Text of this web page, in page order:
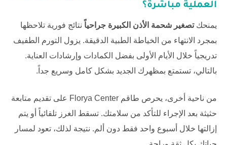
العملية مباشرة؟
يمنحكتصغير شحمة الأذن الكبيرة جراحياً نتائج فورية تلاحظها
بمجرد الانتهاء من الخياطة الطبية الدقيقة. يزول التورم الطفيف
تدريجياً خلال الأيام الأولى بفضل الكمادات وإرشادات العناية.
بالتالي، تستمتع بمظهرك الجديد بشكل كامل وسريع جداً.
من ناحية أخرى، يحرص طاقم Florya Center على تقديم متابعة
حثيثة بعد الإجراء للتأكد من سلامتك. تسقط الغرز تلقائياً أو يتم
إزالتها خلال أسبوع واحد فقط دون ألم. نتيجة لذلك، تعود لمسار